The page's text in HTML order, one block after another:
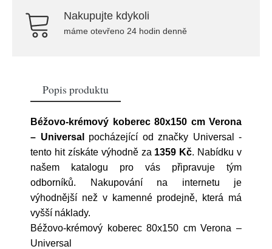
Nakupujte kdykoli
máme otevřeno 24 hodin denně
Popis produktu
Béžovo-krémový koberec 80x150 cm Verona
– Universal
pocházející od značky Universal
-
tento hit získáte výhodně za 1359 Kč. Nabídku v
našem katalogu pro vás připravuje tým
odborníků. Nakupování na internetu je
výhodnější než v kamenné prodejně, která má
vyšší náklady.
Béžovo-krémový koberec 80x150 cm Verona –
Universal